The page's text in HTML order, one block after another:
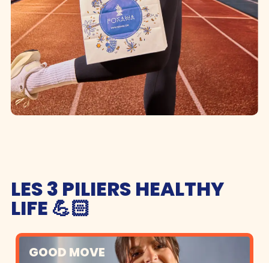
LES 3 PILIERS HEALTHY
LIFE 💪🏻
GOOD MOVE